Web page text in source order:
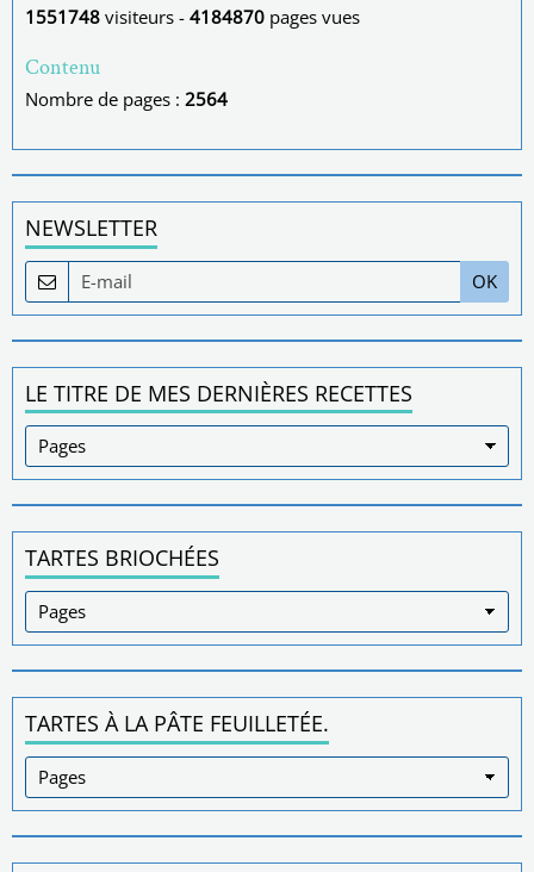
1551748 visiteurs - 4184870 pages vues
Contenu
Nombre de pages : 2564
NEWSLETTER
OK
LE TITRE DE MES DERNIÈRES RECETTES
TARTES BRIOCHÉES
TARTES À LA PÂTE FEUILLETÉE.